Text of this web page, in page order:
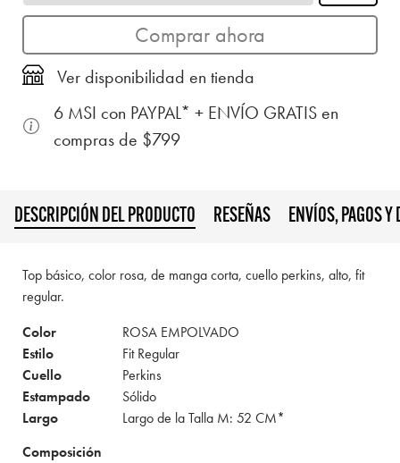
Comprar ahora
Ver disponibilidad en tienda
6 MSI con PAYPAL* + ENVÍO GRATIS en
compras de $799
DESCRIPCIÓN DEL PRODUCTO RESEÑAS ENVÍOS, PAGOS Y
Top básico, color rosa, de manga corta, cuello perkins, alto, fit
regular.
Color
ROSA EMPOLVADO
Estilo
Fit Regular
Cuello
Perkins
Estampado
Sólido
Largo
Largo de la Talla M: 52 CM*
Composición